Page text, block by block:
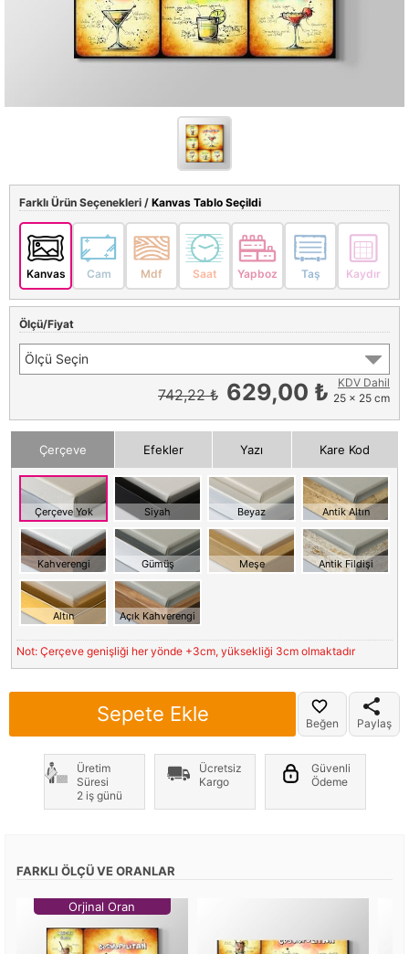
Farklı Ürün Seçenekleri / Kanvas Tablo Seçildi
Kanvas Cam Mdf Saat Yapboz Taş Kaydır
Ölçü/Fiyat
Ölçü Seçin
742,22 ₺ 629,00 ₺
KDV Dahil
25 x 25 cm
Çerçeve Efekler Yazı Kare Kod
Çerçeve Yok Siyah Beyaz Antik Altın
Kahverengi Gümüş Meşe Antik Fildişi
Altın Açık Kahverengi
Not: Çerçeve genişliği her yönde +3cm, yüksekliği 3cm olmaktadır
Sepete Ekle Beğen Paylaş
Üretim
Süresi
2 iş günü
Ücretsiz
Kargo
Güvenli
Ödeme
FARKLI ÖLÇÜ VE ORANLAR
Orjinal Oran